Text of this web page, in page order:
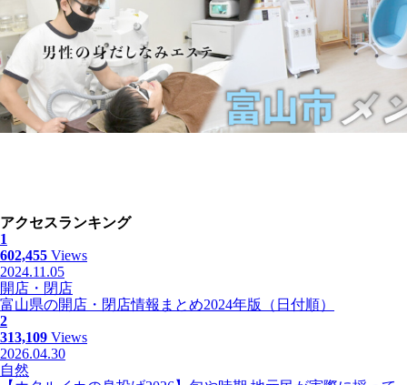
アクセスランキング
1
602,455 Views
2024.11.05
開店・閉店
富山県の開店・閉店情報まとめ2024年版（日付順）
2
313,109 Views
2026.04.30
自然